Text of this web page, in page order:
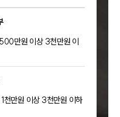
만원 이상 3천만원 이
천만원 이상 3천만원 이하